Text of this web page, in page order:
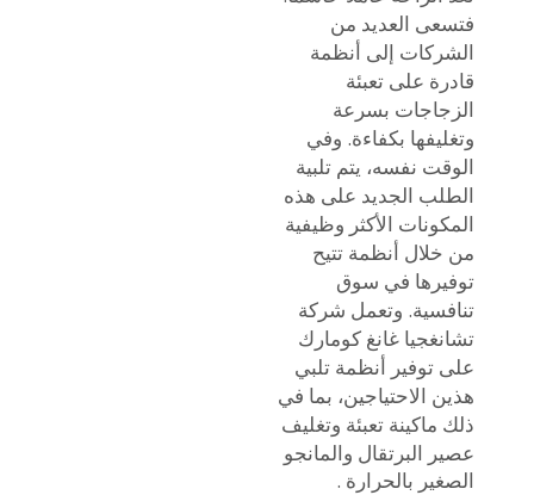
فتسعى العديد من
الشركات إلى أنظمة
قادرة على تعبئة
الزجاجات بسرعة
وتغليفها بكفاءة. وفي
الوقت نفسه، يتم تلبية
الطلب الجديد على هذه
المكونات الأكثر وظيفية
من خلال أنظمة تتيح
توفيرها في سوق
تنافسية. وتعمل شركة
تشانغجيا غانغ كومارك
على توفير أنظمة تلبي
هذين الاحتياجين، بما في
ماكينة تعبئة وتغليف
عصير البرتقال والمانجو
الصغير بالحرارة.